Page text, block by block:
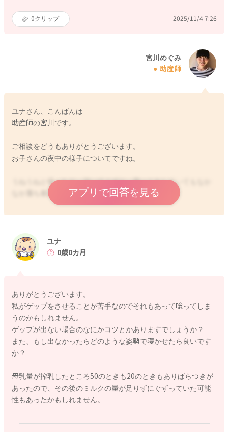
0クリップ 2025/11/4 7:26
宮川めぐみ
助産師
ユナさん、こんばんは
助産師の宮川です。
ご相談をどうもありがとうございます。
お子さんの夜中の様子についてですね。
うねうねと唸ったり、泣いてぐずり、抱っこをしていてもなか
なか落ち着いてくれないのですね。
ちなみにミルクを一回にどれぐらいの量飲んでくれています
お腹にガスやウンチが溜まっている様子はないでしょうか？
飲み過ぎていたり、お腹に溜まっている事がありましたら、苦
かもしれません。
お腹の様子を見ていただき、授乳前のタイミングででも綿棒浣
腸をされてみるといいと思いますよ。
そうしてお腹が楽になると、その後落ち着いて寝てくれること
もあるかもしれません。
また夜型であることもあると思います。
夜間にどんなに起きていたとしても、朝が7時ごろにはカーテン
を開けて朝日を浴びさせてあげてください。
アプリで回答を見る
ユナ
0歳0カ月
ありがとうございます。
私がゲップをさせることが苦手なのでそれもあって唸ってしま
うのかもしれません。
ゲップが出ない場合のなにかコツとかありますでしょうか？
また、もし出なかったらどのような姿勢で寝かせたら良いです
か？
母乳量が搾乳したところ50のときも20のときもありばらつきが
あったので、その後のミルクの量が足りずにぐずっていた可能
性もあったかもしれません。